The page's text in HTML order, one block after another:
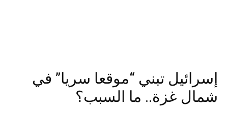
إسرائيل تبني “موقعا سريا” في
شمال غزة.. ما السبب؟